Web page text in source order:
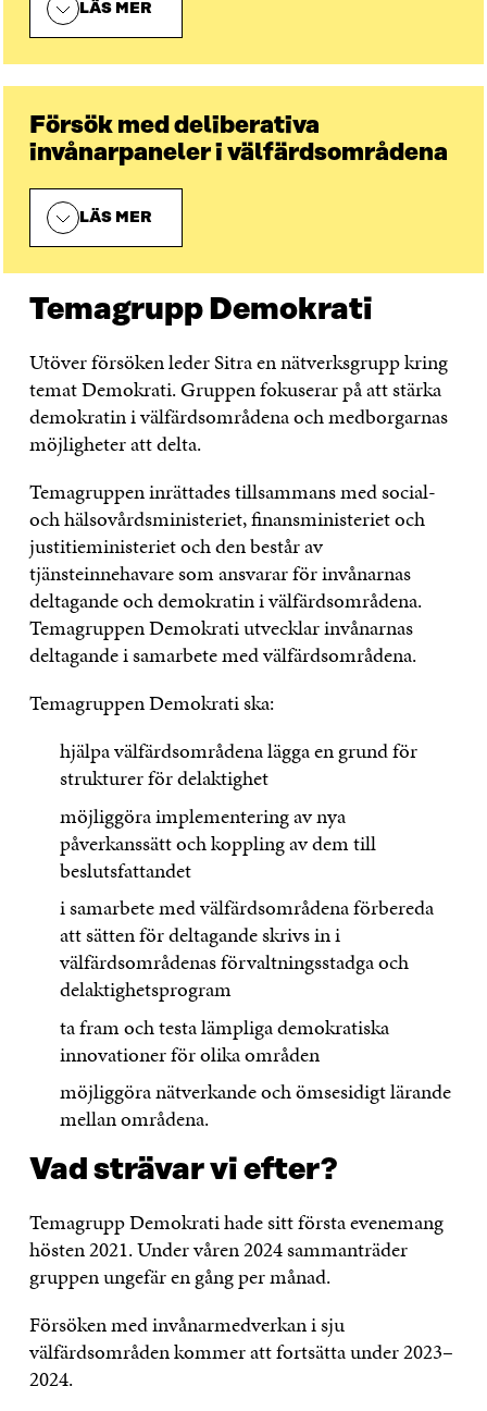
LÄS MER
Försök med deliberativa
invånarpaneler i välfärdsområdena
LÄS MER
Temagrupp Demokrati
Utöver försöken leder Sitra en nätverksgrupp kring
temat Demokrati. Gruppen fokuserar på att stärka
demokratin i välfärdsområdena och medborgarnas
möjligheter att delta.
Temagruppen inrättades tillsammans med social-
och hälsovårdsministeriet, finansministeriet och
justitieministeriet och den består av
tjänsteinnehavare som ansvarar för invånarnas
deltagande och demokratin i välfärdsområdena.
Temagruppen Demokrati utvecklar invånarnas
deltagande i samarbete med välfärdsområdena.
Temagruppen Demokrati ska:
hjälpa välfärdsområdena lägga en grund för
strukturer för delaktighet
möjliggöra implementering av nya
påverkanssätt och koppling av dem till
beslutsfattandet
i samarbete med välfärdsområdena förbereda
att sätten för deltagande skrivs in i
välfärdsområdenas förvaltningsstadga och
delaktighetsprogram
ta fram och testa lämpliga demokratiska
innovationer för olika områden
möjliggöra nätverkande och ömsesidigt lärande
mellan områdena.
Vad strävar vi efter?
Temagrupp Demokrati hade sitt första evenemang
hösten 2021. Under våren 2024 sammanträder
gruppen ungefär en gång per månad.
Försöken med invånarmedverkan i sju
välfärdsområden kommer att fortsätta under 2023–
2024.